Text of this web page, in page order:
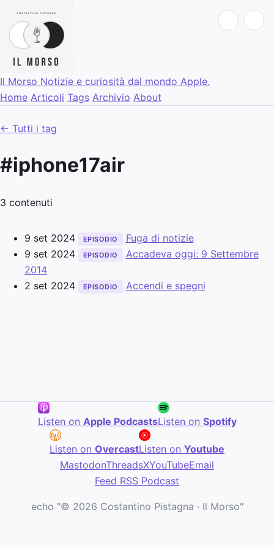
Il Morso Notizie e curiosità dal mondo Apple.
Home Articoli Tags Archivio About
← Tutti i tag
#iphone17air
3 contenuti
9 set 2024 EPISODIO
Fuga di notizie
9 set 2024
EPISODIO
Accadeva oggi: 9 Settembre
2014
2 set 2024
EPISODIO Accendi e spegni
Listen on Apple PodcastsListen on Spotify
Listen on OvercastListen on Youtube
MastodonThreadsXYouTubeEmail
Feed RSS Podcast
echo "© 2026 Costantino Pistagna · Il Morso"